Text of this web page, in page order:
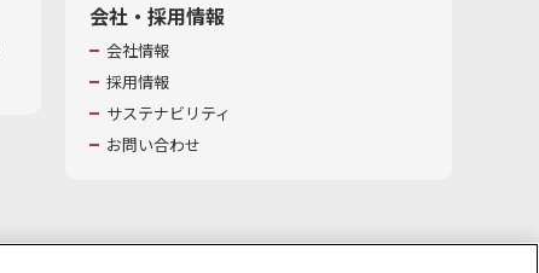
会社・採用情報
会社情報
採用情報
サステナビリティ
お問い合わせ